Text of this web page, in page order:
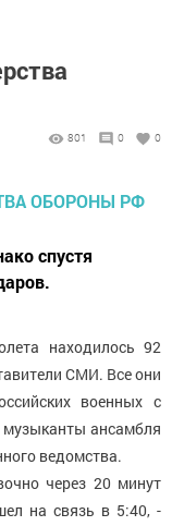
801 0 0
спустя
находилось 92
СМИ. Все они
военных с
ансамбля
ведомства.
через 20 минут
на связь в 5:40, -